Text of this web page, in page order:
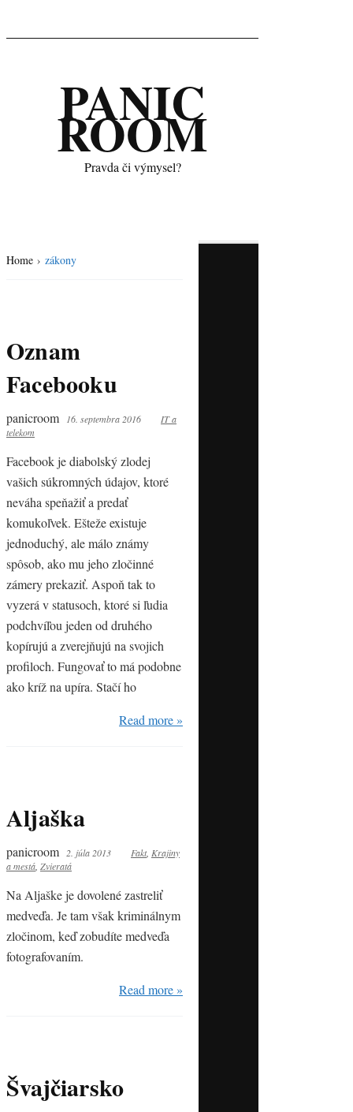
PANIC
ROOM
Pravda či výmysel?
Home › zákony
Oznam
Facebooku
panicroom 16. septembra 2016
IT a
telekom
Facebook je diabolský zlodej
vašich súkromných údajov, ktoré
neváha speňažiť a predať
komukoľvek. Ešteže existuje
jednoduchý, ale málo známy
spôsob, ako mu jeho zločinné
zámery prekaziť. Aspoň tak to
vyzerá v statusoch, ktoré si ľudia
podchvíľou jeden od druhého
kopírujú a zverejňujú na svojich
profiloch. Fungovať to má podobne
ako kríž na upíra. Stačí ho
Read more »
Aljaška
panicroom 2. júla 2013 Fakt, Krajiny
a mestá Zvieratá
Na Aljaške je dovolené zastreliť
medveďa. Je tam však kriminálnym
zločinom, keď zobudíte medveďa
fotografovaním.
Read more »
Švajčiarsko